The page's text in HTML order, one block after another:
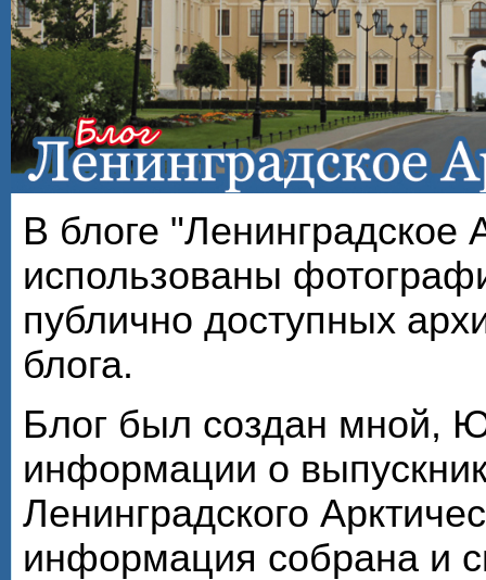
В блоге "Ленинградское
использованы
публично доступных
блога.
Блог был создан мной,
информации о
Ленинградского
информация собрана и